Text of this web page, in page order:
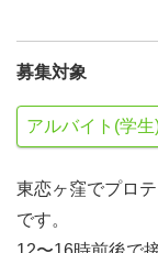
募集対象
アルバイト(学生
東恋ヶ窪でプロ
です。